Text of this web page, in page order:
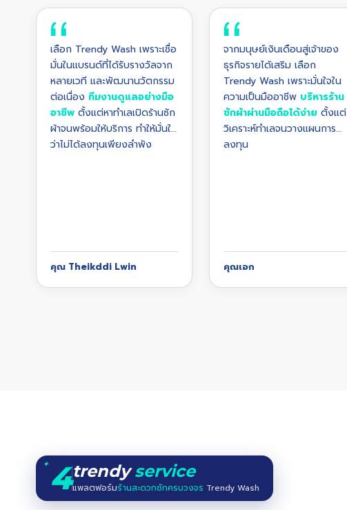
สาขาท่าข้าม ซอย14
เลือก Trendy Wash เพราะเชื่อ
มั่นในแบรนด์ที่ได้รับรางวัลจาก
หลายเวที และพัฒนานวัตกรรม
ต่อเนื่อง ทีมงานดูแลอย่างมือ
อาชีพ ตั้งแต่หาทำเลเปิดร้านซัก
ผ้าจนพร้อมให้บริการ ทำให้มั่นใจ
ว่าไม่ได้ลงทุนเพียงลำพัง
คุณ Theikddi Lwin
สาขาตลาดสี่มุมเมือง
จากมนุษย์เงินเดือนสู่เจ้าของ
ธุรกิจรายได้เสริม เลือก
Trendy Wash เพราะมั่นใจใน
ความเป็นมืออาชีพ บริหารร้าน
ซักผ้าผ่านมือถือได้ง่าย ตั้งแต่
วิเคราะห์ทำเลจนวางแผนการ
ลงทุน
คุณเอก
4
✦ trendyservice
แพลตฟอร์มร้านสะดวกซักครบวงจร Trendy Wash